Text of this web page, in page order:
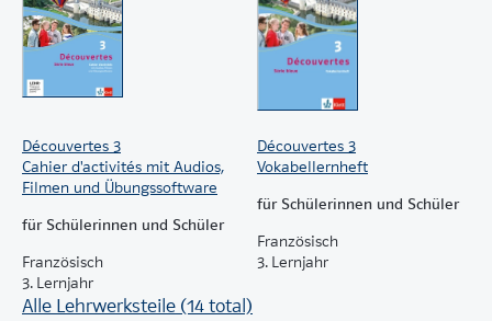
Découvertes 3
Cahier d'activités mit Audios,
Filmen und Übungssoftware
für Schülerinnen und Schüler
Französisch
3. Lernjahr
Découvertes 3
Vokabellernheft
für Schülerinnen und Schüler
Französisch
3. Lernjahr
Alle Lehrwerksteile (14 total)